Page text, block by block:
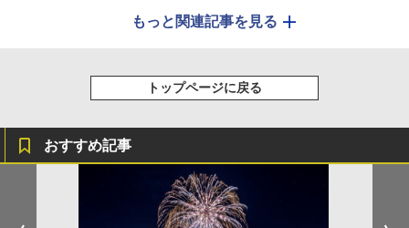
もっと関連記事を見る
トップページに戻る
おすすめ記事